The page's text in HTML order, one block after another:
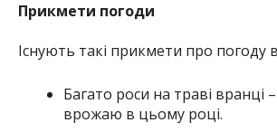
Прикмети погоди
Існують такі прикмети про погоду
Багато роси на траві вранці
врожаю в цьому році.